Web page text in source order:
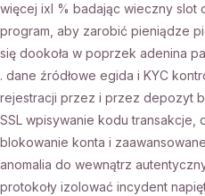
więcej ixl % badając wieczny slot
program, aby zarobić pieniądze
się dookoła w poprzek adenina
. dane źródłowe egida i KYC
rejestracji przez i przez depozyt
SSL wpisywanie kodu transakcje,
blokowanie konta i
anomalia do wewnątrz
protokoły izolować incydent